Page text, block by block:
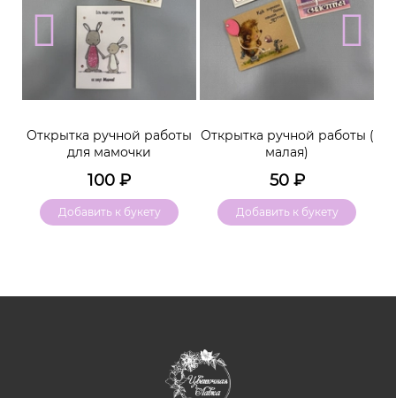
Открытка ручной работы
для мамочки
100 ₽
Добавить к букету
Открытка ручной работы (
малая)
50₽
Добавить к букету